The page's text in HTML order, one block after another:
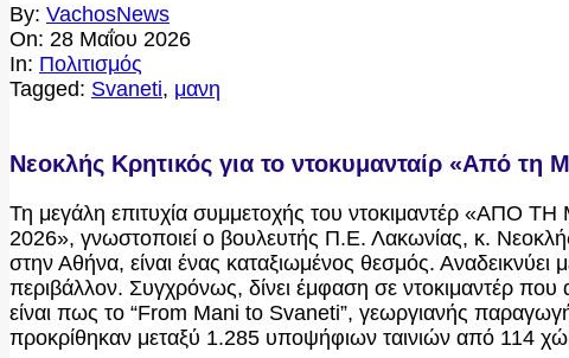
By: VachosNews
On: 28 Μαΐου 2026
In: Πολιτισμός
Tagged: Svaneti, μανη
Νεοκλής Κρητικός για το ντοκυμανταίρ «Από τη
Τη μεγάλη επιτυχία συμμετοχής του ντοκιμαντέρ «ΑΠΟ
2026», γνωστοποιεί ο βουλευτής Π.Ε. Λακωνίας, κ.
στην Αθήνα, είναι ένας καταξιωμένος θεσμός. Αναδεικνύει
περιβάλλον. Συγχρόνως, δίνει έμφαση σε ντοκιμαντέρ που
είναι πως το “From Mani to Svaneti”, γεωργιανής
προκρίθηκαν μεταξύ 1.285 υποψήφιων ταινιών από 114